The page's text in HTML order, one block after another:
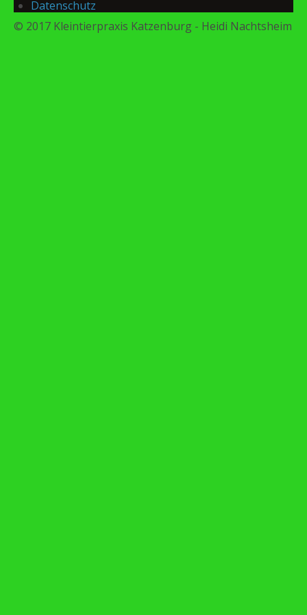
Datenschutz
© 2017 Kleintierpraxis Katzenburg - Heidi Nachtsheim